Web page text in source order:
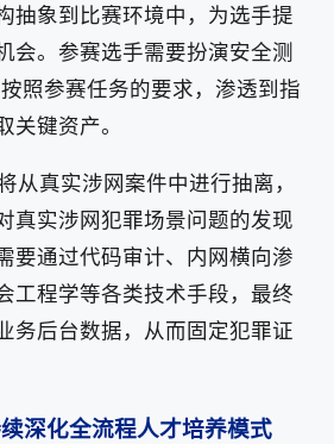
抽象到比赛环境中，为选手提
会。参赛选手需要扮演安全测
照参赛任务的要求，渗透到指
关键资产。
真实涉网案件中进行抽离，
真实涉网犯罪场景问题的发现
要通过代码审计、内网横向渗
工程学等各类技术手段，最终
务后台数据，从而固定犯罪证
深化全流程人才培养模式